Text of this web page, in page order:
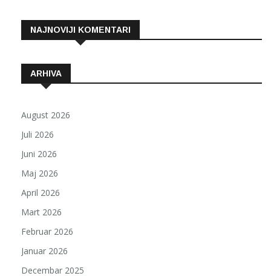
NAJNOVIJI KOMENTARI
ARHIVA
August 2026
Juli 2026
Juni 2026
Maj 2026
April 2026
Mart 2026
Februar 2026
Januar 2026
Decembar 2025